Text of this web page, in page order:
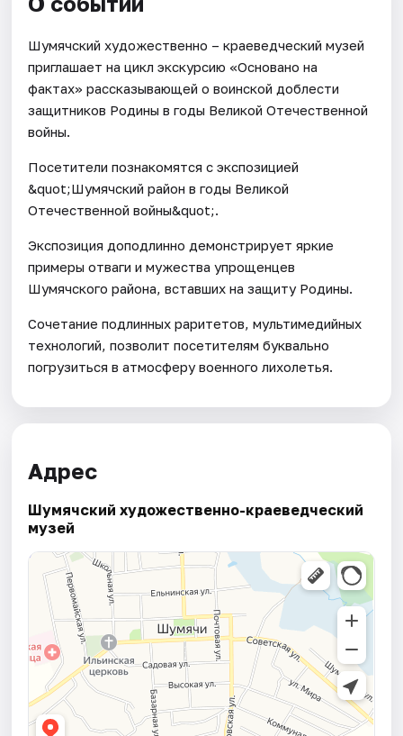
Шумячский художественно – краеведческий музей
приглашает на цикл экскурсию «Основано на
фактах» рассказывающей о воинской доблести
защитников Родины в годы Великой Отечественной
войны.
Посетители познакомятся с экспозицией
&quot;Шумячский район в годы Великой
Отечественной войны&quot;.
Экспозиция доподлинно демонстрирует яркие
примеры отваги и мужества упрощенцев
Шумячского района, вставших на защиту Родины.
Сочетание подлинных раритетов, мультимедийных
технологий, позволит посетителям буквально
погрузиться в атмосферу военного лихолетья.
Адрес
Шумячский художественно-краеведческий
музей